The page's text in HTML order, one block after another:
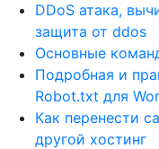
DDoS атака,
защита от ddos
Основные
Подробная и
Robot.txt для
Как перенести
другой хостинг